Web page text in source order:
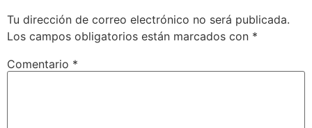
Tu dirección de correo electrónico no será publicada.
Los campos obligatorios están marcados con *
Comentario *